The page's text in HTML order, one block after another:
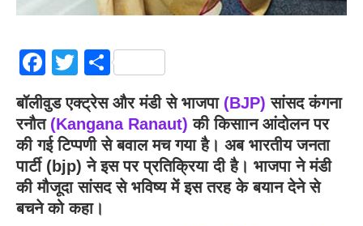
Facebook
Twitter
Share
बॉलीवुड एक्ट्रेस और मंडी से भाजपा (BJP) सांसद कंगना
रनौत(Kangana Ranaut)की किसाान आंदोलन पर
की गई टिप्पणी से बवाल मच गया है। अब भारतीय जनता
पार्टी (bjp) ने इस पर प्रतिक्रिया दी है। भाजपा ने मंडी
की मौजूदा सांसद से भविष्य में इस तरह के बयान देने से
बचने को कहा।